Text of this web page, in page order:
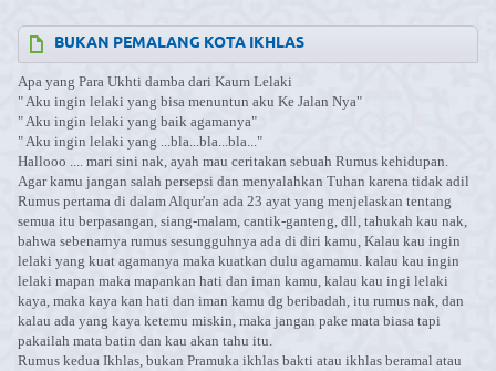
BUKAN PEMALANG KOTA IKHLAS
Apa yang Para Ukhti damba dari Kaum Lelaki
" Aku ingin lelaki yang bisa menuntun aku Ke Jalan Nya"
" Aku ingin lelaki yang baik agamanya"
" Aku ingin lelaki yang ...bla...bla...bla..."
Hallooo .... mari sini nak, ayah mau ceritakan sebuah Rumus kehidupan.
Agar kamu jangan salah persepsi dan menyalahkan Tuhan karena tidak adil
Rumus pertama di dalam Alqur'an ada 23 ayat yang menjelaskan tentang
semua itu berpasangan, siang-malam, cantik-ganteng, dll, tahukah kau nak,
bahwa sebenarnya rumus sesungguhnya ada di diri kamu, Kalau kau ingin
lelaki yang kuat agamanya maka kuatkan dulu agamamu. kalau kau ingin
lelaki mapan maka mapankan hati dan iman kamu, kalau kau ingi lelaki
kaya, maka kaya kan hati dan iman kamu dg beribadah, itu rumus nak, dan
kalau ada yang kaya ketemu miskin, maka jangan pake mata biasa tapi
pakailah mata batin dan kau akan tahu itu.
Rumus kedua Ikhlas, bukan Pramuka ikhlas bakti atau ikhlas beramal atau